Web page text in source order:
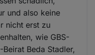
und also keine
nicht erst zu
wie GBS-
Beda Stadler,